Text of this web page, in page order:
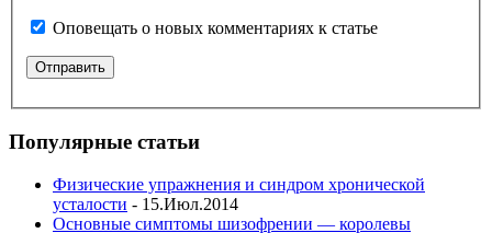
Оповещать о новых комментариях к статье
Популярные статьи
Физические упражнения и синдром хронической
усталости - 15.Июл.2014
Основные симптомы шизофрении — королевы